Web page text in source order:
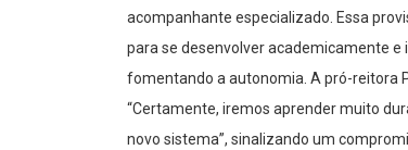
acompanhante especializado. Essa
para se desenvolver academicamente
fomentando a autonomia. A pró-reitora
“Certamente, iremos aprender muito
novo sistema”, sinalizando um